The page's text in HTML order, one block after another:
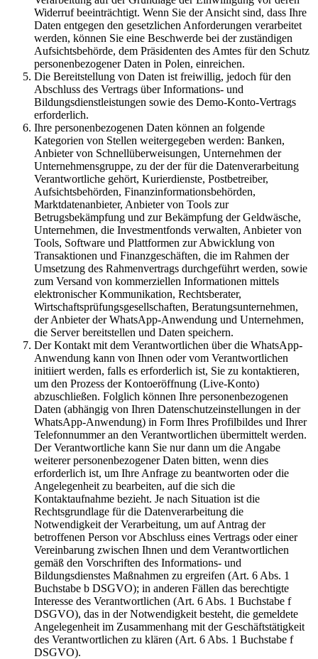
Widerruf beeinträchtigt. Wenn Sie der Ansicht sind, dass Ihre
Daten entgegen den gesetzlichen Anforderungen verarbeitet
werden, können Sie eine Beschwerde bei der zuständigen
Aufsichtsbehörde, dem Präsidenten des Amtes für den Schutz
personenbezogener Daten in Polen, einreichen.
Die Bereitstellung von Daten ist freiwillig, jedoch für den
Abschluss des Vertrags über Informations- und
Bildungsdienstleistungen sowie des Demo-Konto-Vertrags
erforderlich.
Ihre personenbezogenen Daten können an folgende
Kategorien von Stellen weitergegeben werden: Banken,
Anbieter von Schnellüberweisungen, Unternehmen der
Unternehmensgruppe, zu der der für die Datenverarbeitung
Verantwortliche gehört, Kurierdienste, Postbetreiber,
Aufsichtsbehörden, Finanzinformationsbehörden,
Marktdatenanbieter, Anbieter von Tools zur
Betrugsbekämpfung und zur Bekämpfung der Geldwäsche,
Unternehmen, die Investmentfonds verwalten, Anbieter von
Tools, Software und Plattformen zur Abwicklung von
Transaktionen und Finanzgeschäften, die im Rahmen der
Umsetzung des Rahmenvertrags durchgeführt werden, sowie
zum Versand von kommerziellen Informationen mittels
elektronischer Kommunikation, Rechtsberater,
Wirtschaftsprüfungsgesellschaften, Beratungsunternehmen,
der Anbieter der WhatsApp-Anwendung und Unternehmen,
die Server bereitstellen und Daten speichern.
Der Kontakt mit dem Verantwortlichen über die WhatsApp-
Anwendung kann von Ihnen oder vom Verantwortlichen
initiiert werden, falls es erforderlich ist, Sie zu kontaktieren,
um den Prozess der Kontoeröffnung (Live-Konto)
abzuschließen. Folglich können Ihre personenbezogenen
Daten (abhängig von Ihren Datenschutzeinstellungen in der
WhatsApp-Anwendung) in Form Ihres Profilbildes und Ihrer
Telefonnummer an den Verantwortlichen übermittelt werden.
Der Verantwortliche kann Sie nur dann um die Angabe
weiterer personenbezogener Daten bitten, wenn dies
erforderlich ist, um Ihre Anfrage zu beantworten oder die
Angelegenheit zu bearbeiten, auf die sich die
Kontaktaufnahme bezieht. Je nach Situation ist die
Rechtsgrundlage für die Datenverarbeitung die
Notwendigkeit der Verarbeitung, um auf Antrag der
betroffenen Person vor Abschluss eines Vertrags oder einer
Vereinbarung zwischen Ihnen und dem Verantwortlichen
gemäß den Vorschriften des Informations- und
Bildungsdienstes Maßnahmen zu ergreifen (Art. 6 Abs. 1
Buchstabe b DSGVO); in anderen Fällen das berechtigte
Interesse des Verantwortlichen (Art. 6 Abs. 1 Buchstabe f
DSGVO), das in der Notwendigkeit besteht, die gemeldete
Angelegenheit im Zusammenhang mit der Geschäftstätigkeit
des Verantwortlichen zu klären (Art. 6 Abs. 1 Buchstabe f
DSGVO).